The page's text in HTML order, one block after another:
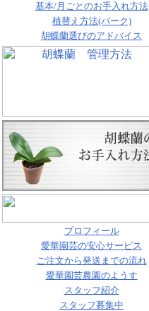
基本/月ごとのお手入れ方法
植替え方法(バーク)
胡蝶蘭選びのアドバイス
プロフィール
愛華園芸の安心サービス
ご注文から発送までの流れ
愛華園芸農園のようす
スタッフ紹介
スタッフ募集中